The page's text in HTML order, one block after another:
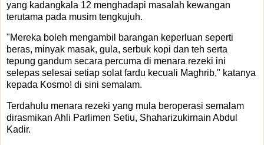
yang kadangkala 12 menghadapi masalah kewangan
terutama pada musim tengkujuh.
"Mereka boleh mengambil barangan keperluan seperti
beras, minyak masak, gula, serbuk kopi dan teh serta
tepung gandum secara percuma di menara rezeki ini
selepas selesai setiap solat fardu kecuali Maghrib," katanya
kepada Kosmo! di sini semalam.
Terdahulu menara rezeki yang mula beroperasi semalam
dirasmikan Ahli Parlimen Setiu, Shaharizukirnain Abdul
Kadir.